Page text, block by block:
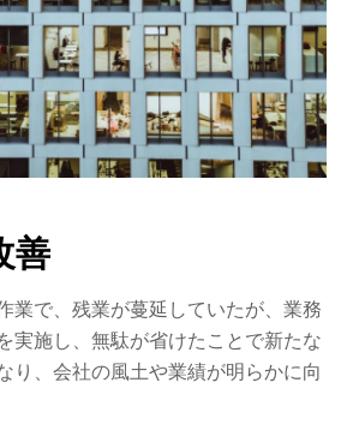
善
業で、残業が蔓延していたが、業務
実施し、無駄が省けたことで新たな
り、会社の風土や業績が明らかに向